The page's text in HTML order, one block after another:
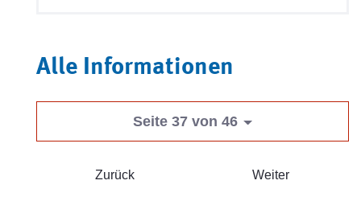
Alle Informationen
Seite 37 von 46
Zurück Weiter